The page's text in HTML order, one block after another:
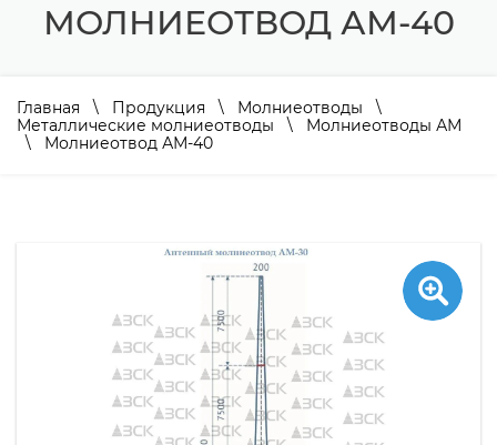
МОЛНИЕОТВОД АМ-40
Главная \ Продукция \ Молниеотводы \
Металлические молниеотводы \ Молниеотводы АМ
\ Молниеотвод АМ-40